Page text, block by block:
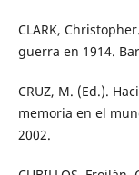
CLARK,
guerra en 1914.
CRUZ, M. (Ed.).
memoria en el
2002.